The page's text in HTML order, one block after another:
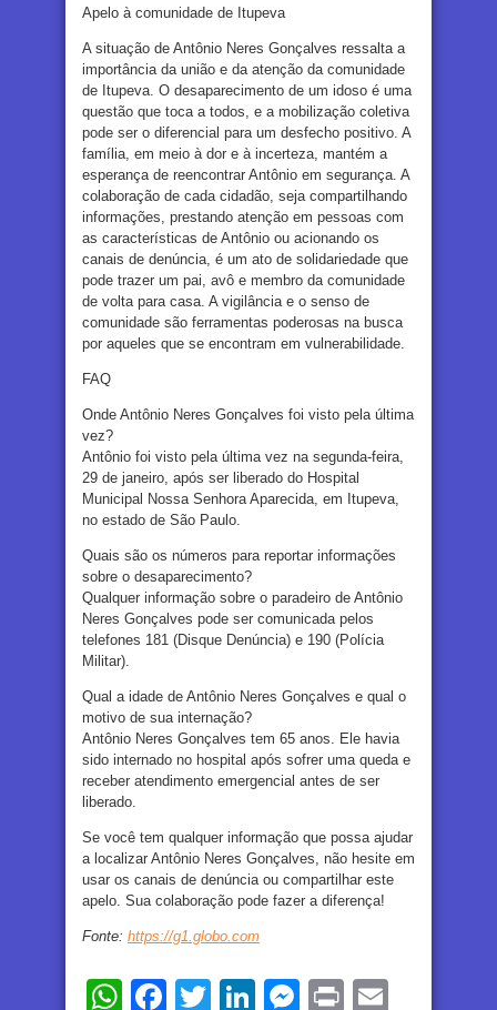
Apelo à comunidade de Itupeva
A situação de Antônio Neres Gonçalves ressalta a
importância da união e da atenção da comunidade
de Itupeva. O desaparecimento de um idoso é uma
questão que toca a todos, e a mobilização coletiva
pode ser o diferencial para um desfecho positivo. A
família, em meio à dor e à incerteza, mantém a
esperança de reencontrar Antônio em segurança. A
colaboração de cada cidadão, seja compartilhando
informações, prestando atenção em pessoas com
as características de Antônio ou acionando os
canais de denúncia, é um ato de solidariedade que
pode trazer um pai, avô e membro da comunidade
de volta para casa. A vigilância e o senso de
comunidade são ferramentas poderosas na busca
por aqueles que se encontram em vulnerabilidade.
FAQ
Onde Antônio Neres Gonçalves foi visto pela última
vez?
Antônio foi visto pela última vez na segunda-feira,
29 de janeiro, após ser liberado do Hospital
Municipal Nossa Senhora Aparecida, em Itupeva,
no estado de São Paulo.
Quais são os números para reportar informações
sobre o desaparecimento?
Qualquer informação sobre o paradeiro de Antônio
Neres Gonçalves pode ser comunicada pelos
telefones 181 (Disque Denúncia) e 190 (Polícia
Militar).
Qual a idade de Antônio Neres Gonçalves e qual o
motivo de sua internação?
Antônio Neres Gonçalves tem 65 anos. Ele havia
sido internado no hospital após sofrer uma queda e
receber atendimento emergencial antes de ser
liberado.
Se você tem qualquer informação que possa ajudar
a localizar Antônio Neres Gonçalves, não hesite em
usar os canais de denúncia ou compartilhar este
apelo. Sua colaboração pode fazer a diferença!
Fonte: https://g1.globo.com
WhatsApp
Facebook
TwitterLinkedIn
Messenger
Print